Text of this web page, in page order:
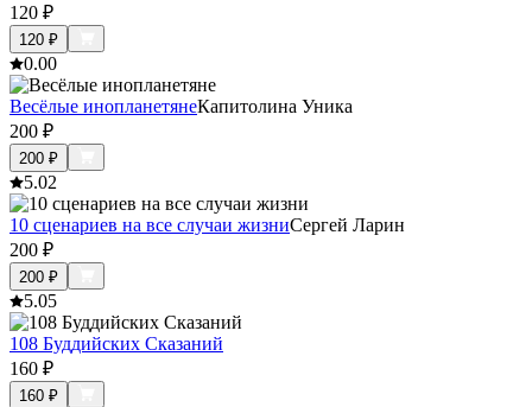
120 ₽
120 ₽
0.00
Весёлые инопланетянеКапитолина Уника
200 ₽
200 ₽
5.02
10 сценариев на все случаи жизниСергей Ларин
200 ₽
200 ₽
5.05
108 Буддийских Сказаний
160 ₽
160 ₽